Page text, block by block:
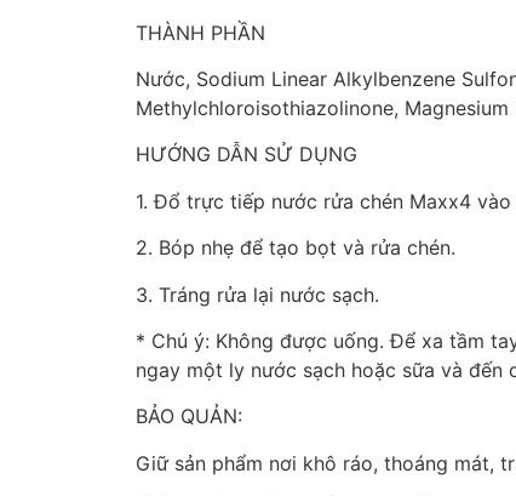
THÀNH PHẦN
Nước, Sodium Linear Alkylbenzene
Methylchloroisothiazolinone,
HƯỚNG DẪN SỬ DỤNG
1. Đổ trực tiếp nước rửa chén Maxx4
2. Bóp nhẹ để tạo bọt và rửa chén.
3. Tráng rửa lại nước sạch.
* Chú ý: Không được uống. Để xa tầm
ngay một ly nước sạch hoặc sữa và đến
BẢO QUẢN:
Giữ sản phẩm nơi khô ráo, thoáng mát,